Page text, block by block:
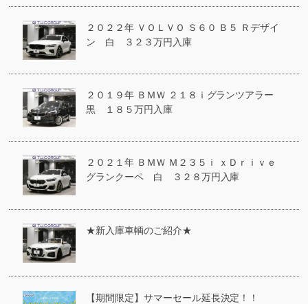
２０２２年 ＶＯＬＶＯ Ｓ６０ Ｂ５ Ｒデザイ
ン 白 ３２３万円入庫
２０１９年 ＢＭＷ ２１８ｉグランツアラー
黒 １８５万円入庫
２０２１年 ＢＭＷ Ｍ２３５ｉ ｘＤｒｉｖｅ
グランクーペ 白 ３２８万円入庫
★新入庫車輌のご紹介★
【期間限定】サマーセール延長決定！！